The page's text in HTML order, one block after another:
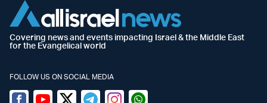
Covering news and events impacting Israel & the Middle East
for the Evangelical world
FOLLOW US ON SOCIAL MEDIA